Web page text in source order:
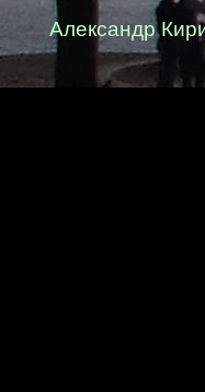
Александр